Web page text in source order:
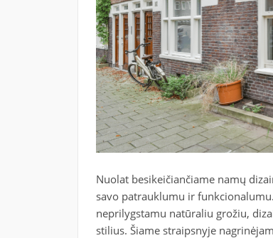
Nuolat besikeičiančiame namų
savo patrauklumu ir funkcionalumu.
neprilygstamu natūraliu grožiu,
stilius. Šiame straipsnyje